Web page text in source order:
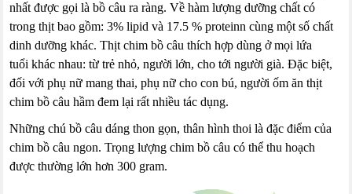
nhất được gọi là bồ câu ra ràng. Về hàm lượng dưỡng chất có
trong thịt bao gồm: 3% lipid và 17.5 % proteinn cùng một số chất
dinh dưỡng khác. Thịt chim bồ câu thích hợp dùng ở mọi lứa
tuổi khác nhau: từ trẻ nhỏ, người lớn, cho tới người già. Đặc biệt,
đối với phụ nữ mang thai, phụ nữ cho con bú, người ốm ăn thịt
chim bồ câu hầm đem lại rất nhiều tác dụng.
Những chú bồ câu dáng thon gọn, thân hình thoi là đặc điểm của
chim bồ câu ngon. Trọng lượng chim bồ câu có thể thu hoạch
được thường lớn hơn 300 gram.